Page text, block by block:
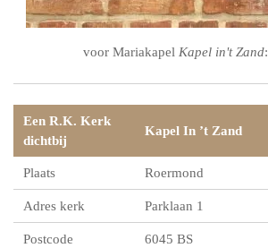
voor Mariakapel Kapel in't Zand:
Een R.K. Kerk
dichtbij
Kapel In ’t Zand
Plaats Roermond
Adres kerk Parklaan 1
Postcode 6045 BS